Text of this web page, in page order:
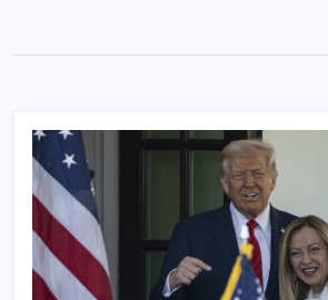
content